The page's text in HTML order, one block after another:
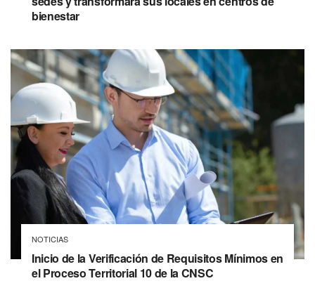
bienestar
NOTICIAS
Inicio de la Verificación de Requisitos Mínimos en
el Proceso Territorial 10 de la CNSC